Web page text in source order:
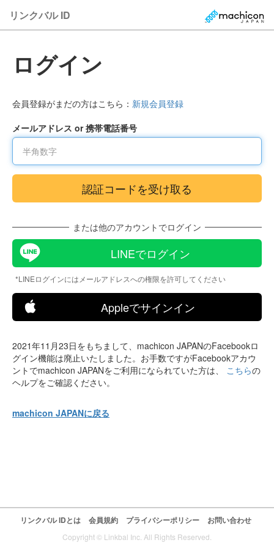
リンクバル ID
ログイン
会員登録がまだの方はこちら： 新規会員登録
メールアドレス or 携帯電話番号
または他のアカウントでログイン
LINEでログイン
*LINEログインにはメールアドレスへの権限を許可してください
Appleでサインイン
2021年11月23日をもちまして、machicon JAPANのFacebookロ
グイン機能は廃止いたしました。お手数ですがFacebookアカウ
ントでmachicon JAPANをご利用になられていた方は、 こちらの
ヘルプをご確認ください。
machicon JAPANに戻る
リンクバル IDとは 会員規約 プライバシーポリシー お問い合わせ
Copyright © Linkbal Inc. All Rights Reserved.